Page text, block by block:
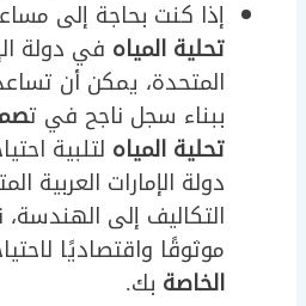
إذا كنت بحاجة إلى
تحلية المياه في دولة
المتحدة، يمكن أن
ببناء سجل ناجح في ت
تحلية المياه لتلبية
دولة الإمارات العربية
التكاليف إلى
موثوقًا واقتصاديًا
الخاصة بك.